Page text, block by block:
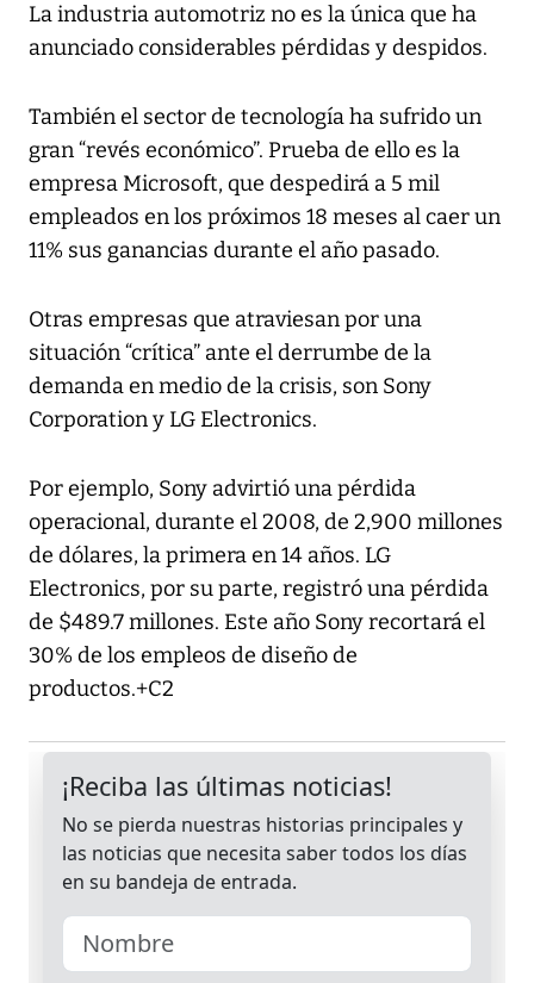
La industria automotriz no es la única que ha
anunciado considerables pérdidas y despidos.
También el sector de tecnología ha sufrido un
gran “revés económico”. Prueba de ello es la
empresa Microsoft, que despedirá a 5 mil
empleados en los próximos 18 meses al caer un
11% sus ganancias durante el año pasado.
Otras empresas que atraviesan por una
situación “crítica” ante el derrumbe de la
demanda en medio de la crisis, son Sony
Corporation y LG Electronics.
Por ejemplo, Sony advirtió una pérdida
operacional, durante el 2008, de 2,900 millones
de dólares, la primera en 14 años. LG
Electronics, por su parte, registró una pérdida
de $489.7 millones. Este año Sony recortará el
30% de los empleos de diseño de
productos.+C2